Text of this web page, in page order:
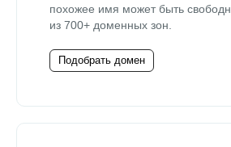
похожее имя может быть
из 700+ доменных зон.
Подобрать домен